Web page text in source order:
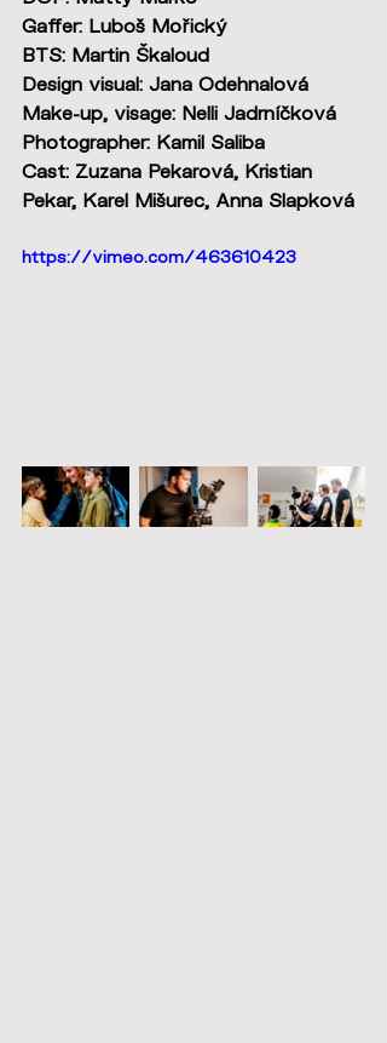
Gaffer: Luboš Mořický
BTS: Martin Škaloud
Design visual: Jana Odehnalová
Make-up, visage: Nelli Jadrníčková
Photographer: Kamil Saliba
Cast: Zuzana Pekarová, Kristian
Pekar, Karel Mišurec, Anna Slapková
https://vimeo.com/463610423